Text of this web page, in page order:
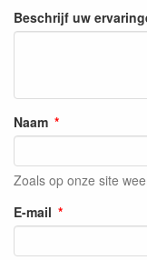
Beschrijf uw
Naam
Zoals op onze site
E-mail